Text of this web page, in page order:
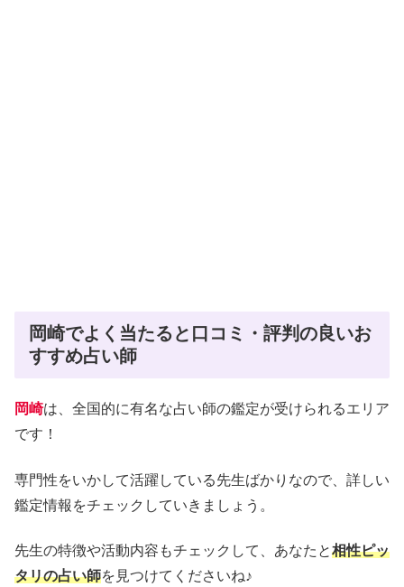
岡崎でよく当たると口コミ・評判の良いお
すすめ占い師
岡崎は、全国的に有名な占い師の鑑定が受けられるエリア
です！
専門性をいかして活躍している先生ばかりなので、詳しい
鑑定情報をチェックしていきましょう。
先生の特徴や活動内容もチェックして、あなたと相性ピッ
タリの占い師を見つけてくださいね♪